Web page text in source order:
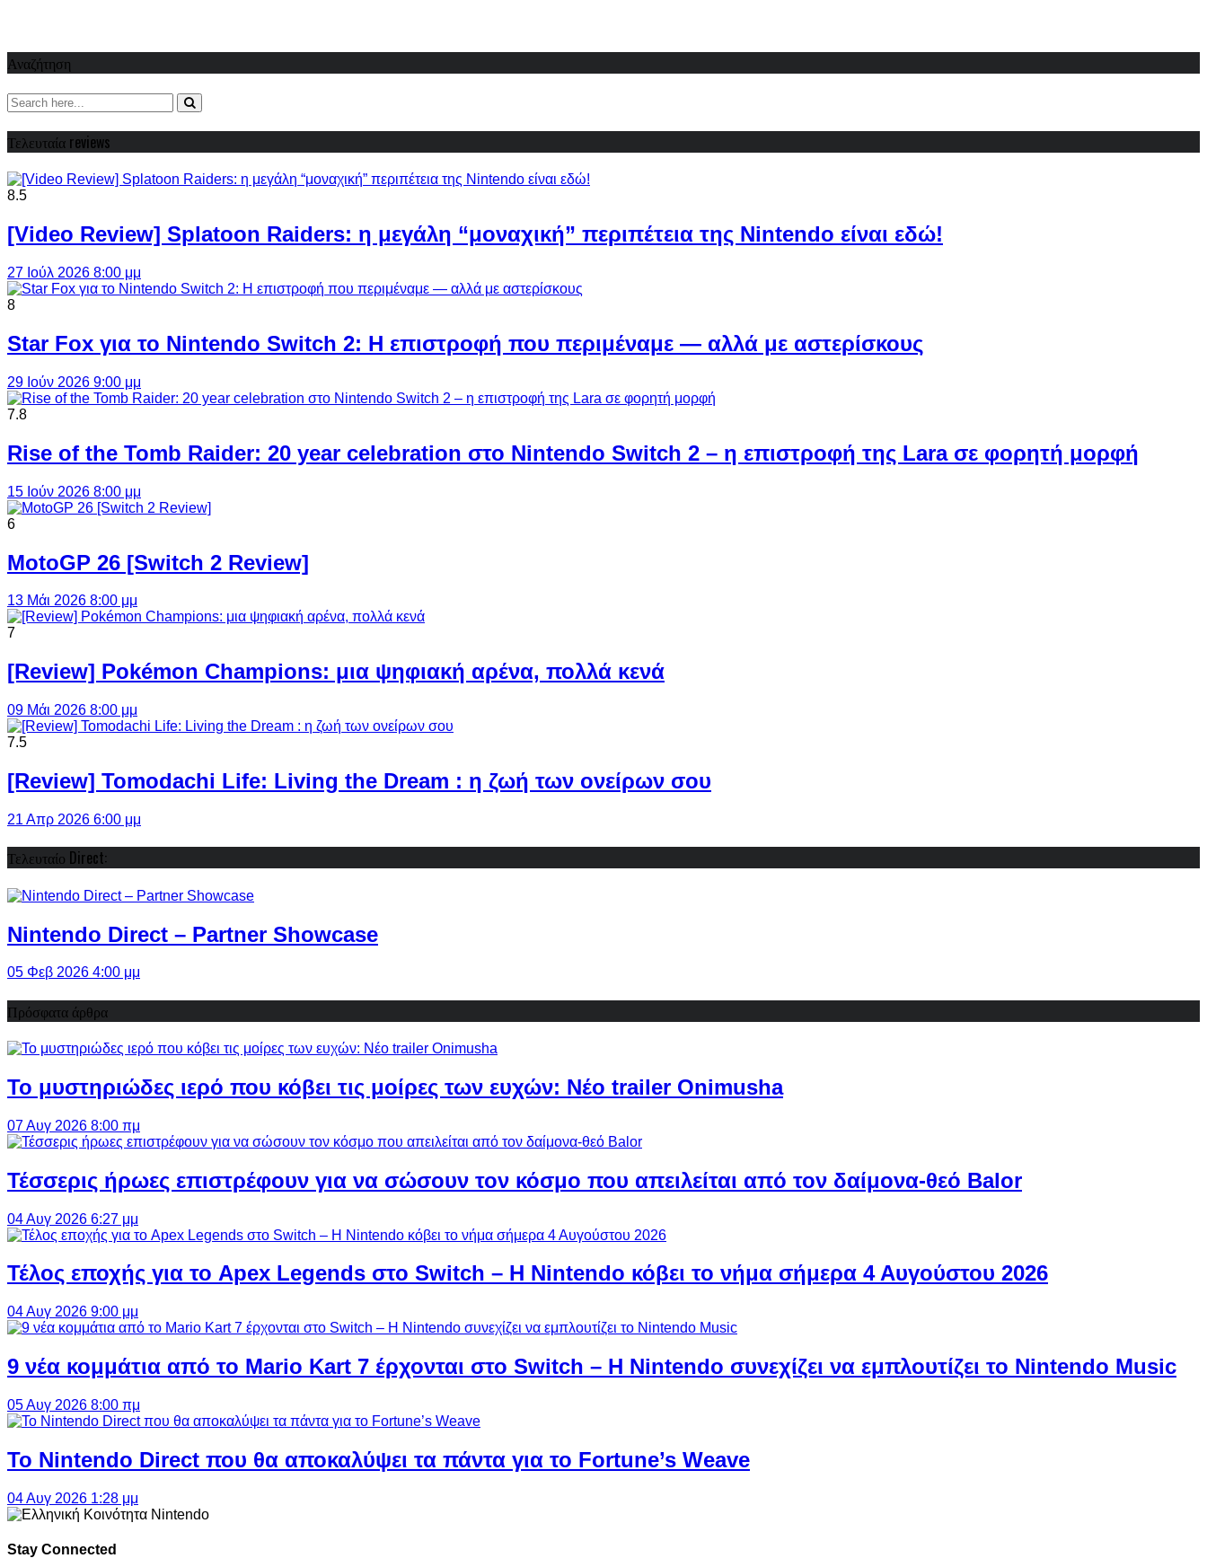
Αναζήτηση
Τελευταία reviews
8.5
[Video Review] Splatoon Raiders: η μεγάλη “μοναχική” περιπέτεια της Nintendo είναι εδώ!
27 Ιούλ 2026 8:00 μμ
8
Star Fox για το Nintendo Switch 2: Η επιστροφή που περιμέναμε — αλλά με αστερίσκους
29 Ιούν 2026 9:00 μμ
7.8
Rise of the Tomb Raider: 20 year celebration στο Nintendo Switch 2 – η επιστροφή της Lara σε φορητή μορφή
15 Ιούν 2026 8:00 μμ
6
MotoGP 26 [Switch 2 Review]
13 Μάι 2026 8:00 μμ
7
[Review] Pokémon Champions: μια ψηφιακή αρένα, πολλά κενά
09 Μάι 2026 8:00 μμ
7.5
[Review] Tomodachi Life: Living the Dream : η ζωή των ονείρων σου
21 Απρ 2026 6:00 μμ
Τελευταίο Direct:
Nintendo Direct – Partner Showcase
05 Φεβ 2026 4:00 μμ
Πρόσφατα άρθρα
Το μυστηριώδες ιερό που κόβει τις μοίρες των ευχών: Νέο trailer Onimusha
07 Αυγ 2026 8:00 πμ
Τέσσερις ήρωες επιστρέφουν για να σώσουν τον κόσμο που απειλείται από τον δαίμονα-θεό Balor
04 Αυγ 2026 6:27 μμ
Τέλος εποχής για το Apex Legends στο Switch – Η Nintendo κόβει το νήμα σήμερα 4 Αυγούστου 2026
04 Αυγ 2026 9:00 μμ
9 νέα κομμάτια από το Mario Kart 7 έρχονται στο Switch – Η Nintendo συνεχίζει να εμπλουτίζει το Nintendo Music
05 Αυγ 2026 8:00 πμ
Το Nintendo Direct που θα αποκαλύψει τα πάντα για το Fortune’s Weave
04 Αυγ 2026 1:28 μμ
Stay Connected